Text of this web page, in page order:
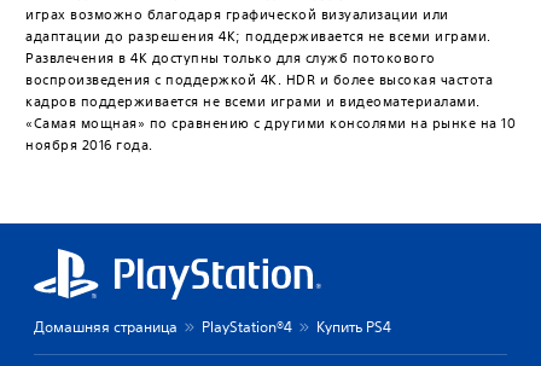
играх возможно благодаря графической визуализации или
адаптации до разрешения 4K; поддерживается не всеми играми.
Развлечения в 4K доступны только для служб потокового
воспроизведения c поддержкой 4K. HDR и более высокая частота
кадров поддерживается не всеми играми и видеоматериалами.
«Самая мощная» по сравнению с другими консолями на рынке на 10
ноября 2016 года.
Домашняя страница PlayStation®4 Купить PS4